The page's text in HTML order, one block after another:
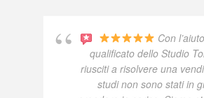
Con
qualificato dello Studio
riusciti a risolvere una
studi non sono stati in